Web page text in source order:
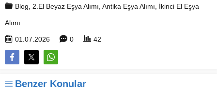
Blog, 2.El Beyaz Eşya Alımı, Antika Eşya Alımı, İkinci El Eşya
Alımı
01.07.2026 0 42
Benzer Konular